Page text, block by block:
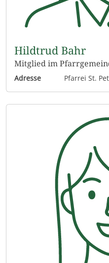
Hildtrud Bahr
Mitglied im
Adresse Pfarrei St.